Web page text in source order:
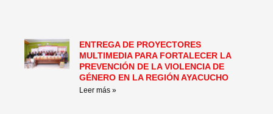
ENTREGA DE PROYECTORES
MULTIMEDIA PARA FORTALECER LA
PREVENCIÓN DE LA VIOLENCIA DE
GÉNERO EN LA REGIÓN AYACUCHO
Leer más »